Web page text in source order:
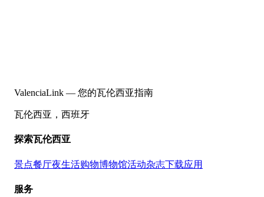
ValenciaLink — 您的瓦伦西亚指南
瓦伦西亚，西班牙
探索瓦伦西亚
景点餐厅夜生活购物博物馆活动杂志下载应用
服务